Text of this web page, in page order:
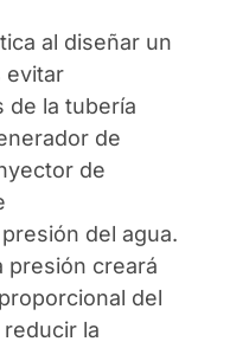
al diseñar un
evitar
de la tubería
de
de
del agua.
presión creará
del
la